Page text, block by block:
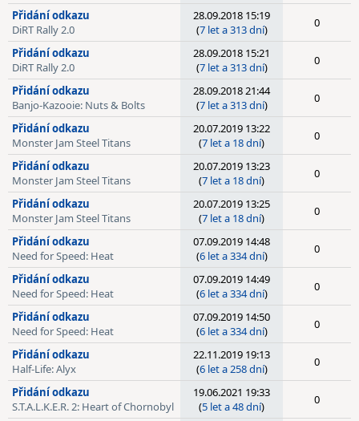
Přidání odkazu
DiRT Rally 2.0
28.09.2018 15:19
(7 let a 313 dní) 0
Přidání odkazu
DiRT Rally 2.0
28.09.2018 15:21
(7 let a 313 dní) 0
Přidání odkazu
Banjo-Kazooie: Nuts & Bolts
28.09.2018 21:44
(7 let a 313 dní) 0
Přidání odkazu
Monster Jam Steel Titans
20.07.2019 13:22
(7 let a 18 dní) 0
Přidání odkazu
Monster Jam Steel Titans
20.07.2019 13:23
(7 let a 18 dní) 0
Přidání odkazu
Monster Jam Steel Titans
20.07.2019 13:25
(7 let a 18 dní) 0
Přidání odkazu
Need for Speed: Heat
07.09.2019 14:48
(6 let a 334 dní) 0
Přidání odkazu
Need for Speed: Heat
07.09.2019 14:49
(6 let a 334 dní) 0
Přidání odkazu
Need for Speed: Heat
07.09.2019 14:50
(6 let a 334 dní) 0
Přidání odkazu
Half-Life: Alyx
22.11.2019 19:13
(6 let a 258 dní) 0
Přidání odkazu
S.T.A.L.K.E.R. 2: Heart of Chornobyl
19.06.2021 19:33
(5 let a 48 dní) 0